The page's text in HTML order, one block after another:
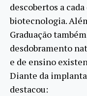
descobertos a
biotecnologia.
Graduação
desdobramento
e de ensino
Diante da
destacou: